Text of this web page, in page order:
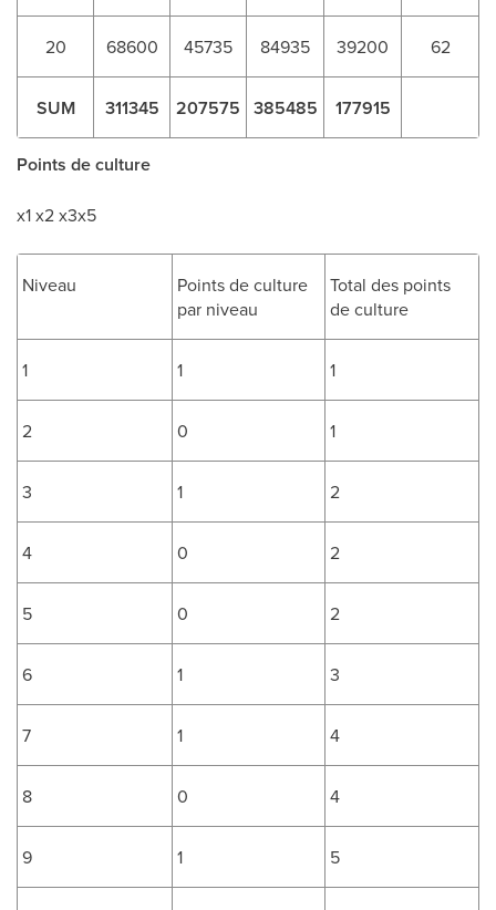
20 68600 45735 84935 39200 62
SUM 311345 207575 385485 177915
Points de culture
x1 x2 x3x5
Niveau
Points de culture
par niveau
Total des points
de culture
1 1 1
2 0 1
3 1 2
4 0 2
5 0 2
6 1 3
7 1 4
8 0 4
9 1 5